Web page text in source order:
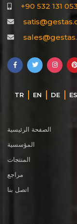
+90 532 131
TR EN DE ES
الصفحة الرئيسية
المؤسسية
المنتجات
مراجع
اتصل بنا